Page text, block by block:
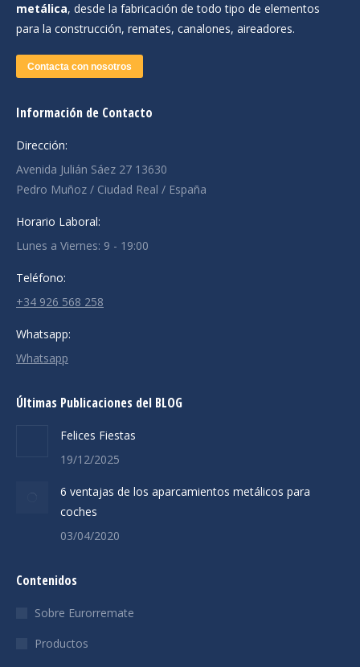
metálica, desde la fabricación de todo tipo de elementos
para la construcción, remates, canalones, aireadores.
Contacta con nosotros
Información de Contacto
Dirección:
Avenida Julián Sáez 27 13630
Pedro Muñoz / Ciudad Real / España
Horario Laboral:
Lunes a Viernes: 9 - 19:00
Teléfono:
+34 926 568 258
Whatsapp:
Whatsapp
Últimas Publicaciones del BLOG
Felices Fiestas
19/12/2025
6 ventajas de los aparcamientos metálicos para
coches
03/04/2020
Contenidos
Sobre Eurorremate
Productos